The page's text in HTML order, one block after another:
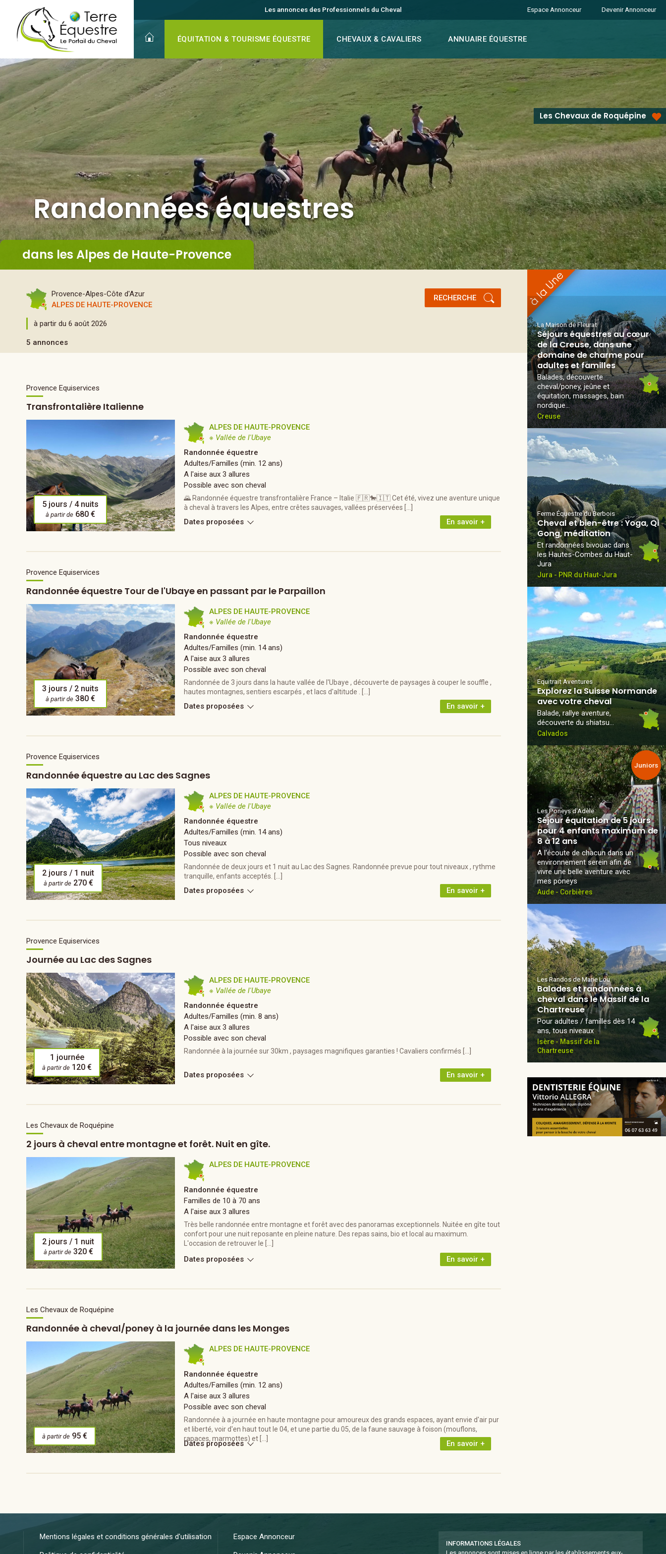
Randonnées équestres Les annonces des Professionnels du Cheval
ÉQUITATION & TOURISME ÉQUESTRE CHEVAUX & CAVALIERS ANNUAIRE ÉQUESTRE
Espace Annonceur Devenir Annonceur
Randonnées équestres
dans les Alpes de Haute-Provence
Les Chevaux de Roquépine
RECHERCHE
Provence-Alpes-Côte d'Azur
ALPES DE HAUTE-PROVENCE
à partir du 6 août 2026
5 annonces
Provence Equiservices
Transfrontalière Italienne
5 jours / 4 nuits
à partir de 680 €
ALPES DE HAUTE-PROVENCE
※ Vallée de l'Ubaye
Randonnée équestre
Adultes/Familles (min. 12 ans)
A l'aise aux 3 allures
Possible avec son cheval
🌄 Randonnée équestre transfrontalière France – Italie 🇫🇷🐎🇮🇹 Cet été, vivez une aventure unique
à cheval à travers les Alpes, entre crêtes sauvages, vallées préservées […]
En savoir +
Dates proposées
Provence Equiservices
Randonnée équestre Tour de l'Ubaye en passant par le Parpaillon
3 jours / 2 nuits
à partir de 380 €
ALPES DE HAUTE-PROVENCE
※ Vallée de l'Ubaye
Randonnée équestre
Adultes/Familles (min. 14 ans)
A l'aise aux 3 allures
Possible avec son cheval
Randonnée de 3 jours dans la haute vallée de l'Ubaye , découverte de paysages à couper le souffle ,
hautes montagnes, sentiers escarpés , et lacs d'altitude . […]
En savoir +
Dates proposées
Provence Equiservices
Randonnée équestre au Lac des Sagnes
2 jours / 1 nuit
à partir de 270 €
ALPES DE HAUTE-PROVENCE
※ Vallée de l'Ubaye
Randonnée équestre
Adultes/Familles (min. 14 ans)
Tous niveaux
Possible avec son cheval
Randonnée de deux jours et 1 nuit au Lac des Sagnes. Randonnée prevue pour tout niveaux , rythme
tranquille, enfants acceptés. […]
En savoir +
Dates proposées
Provence Equiservices
Journée au Lac des Sagnes
1 journée
à partir de 120 €
ALPES DE HAUTE-PROVENCE
※ Vallée de l'Ubaye
Randonnée équestre
Adultes/Familles (min. 8 ans)
A l'aise aux 3 allures
Possible avec son cheval
Randonnée à la journée sur 30km , paysages magnifiques garanties ! Cavaliers confirmés […]
En savoir +
Dates proposées
Les Chevaux de Roquépine
2 jours à cheval entre montagne et forêt. Nuit en gîte.
2 jours / 1 nuit
à partir de 320 €
ALPES DE HAUTE-PROVENCE
Randonnée équestre
Familles de 10 à 70 ans
A l'aise aux 3 allures
Très belle randonnée entre montagne et forêt avec des panoramas exceptionnels. Nuitée en gîte tout
confort pour une nuit reposante en pleine nature. Des repas sains, bio et local au maximum.
L'occasion de retrouver le […]
En savoir +
Dates proposées
Les Chevaux de Roquépine
Randonnée à cheval/poney à la journée dans les Monges
à partir de 95 €
ALPES DE HAUTE-PROVENCE
Randonnée équestre
Adultes/Familles (min. 12 ans)
A l'aise aux 3 allures
Possible avec son cheval
Randonnée à a journée en haute montagne pour amoureux des grands espaces, ayant envie d'air pur
et liberté, voir d'en haut tout le 04, et une partie du 05, de la faune sauvage à foison (mouflons,
rapaces, marmottes) et […]
En savoir +
Dates proposées
La Maison de Fleurat
Séjours équestres au cœur
de la Creuse, dans une
domaine de charme pour
adultes et familles
Balades, découverte
cheval/poney, jeûne et
équitation, massages, bain
nordique...
Creuse
Ferme Équestre du Berbois
Cheval et bien-être : Yoga, Qi
Gong, méditation
Et randonnées bivouac dans
les Hautes-Combes du Haut-
Jura
Jura - PNR du Haut-Jura
Equitrait Aventures
Explorez la Suisse Normande
avec votre cheval
Balade, rallye aventure,
découverte du shiatsu…
Calvados
Juniors
Les Poneys d'Adèle
Séjour équitation de 5 jours
pour 4 enfants maximum de
8 à 12 ans
A l'écoute de chacun dans un
environnement serein afin de
vivre une belle aventure avec
mes poneys
Aude - Corbières
Les Randos de Marie Lou
Balades et randonnées à
cheval dans le Massif de la
Chartreuse
Pour adultes / familles dès 14
ans, tous niveaux
Isère - Massif de la
Chartreuse
INFORMATIONS LÉGALES
Mentions légales et conditions générales d'utilisation Espace Annonceur